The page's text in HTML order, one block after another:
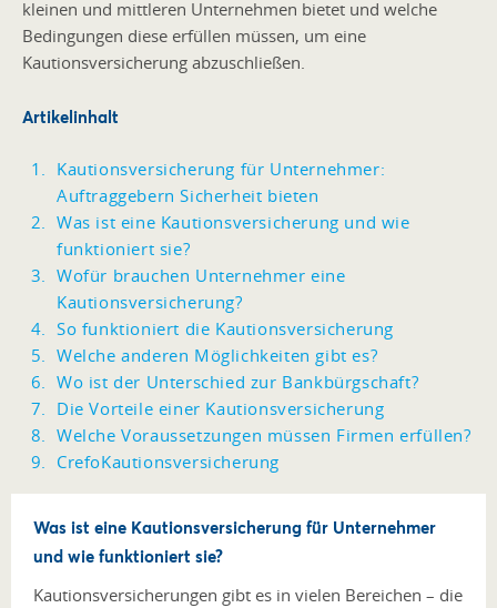
kleinen und mittleren Unternehmen bietet und welche
Bedingungen diese erfüllen müssen, um eine
Kautionsversicherung abzuschließen.
Artikelinhalt
Kautionsversicherung für Unternehmer:
Auftraggebern Sicherheit bieten
Was ist eine Kautionsversicherung und wie
funktioniert sie?
Wofür brauchen Unternehmer eine
Kautionsversicherung?
So funktioniert die Kautionsversicherung
Welche anderen Möglichkeiten gibt es?
Wo ist der Unterschied zur Bankbürgschaft?
Die Vorteile einer Kautionsversicherung
Welche Voraussetzungen müssen Firmen erfüllen?
CrefoKautionsversicherung
Was ist eine Kautionsversicherung für Unternehmer
und wie funktioniert sie?
Kautionsversicherungen gibt es in vielen Bereichen – die